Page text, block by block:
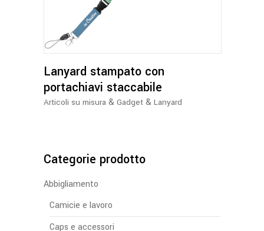
Lanyard stampato con
portachiavi staccabile
Articoli su misura & Gadget & Lanyard
Categorie prodotto
Abbigliamento
Camicie e lavoro
Caps e accessori